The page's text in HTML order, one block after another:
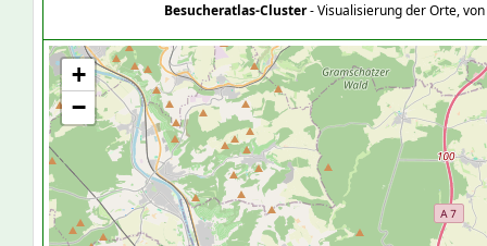
Besucheratlas-Cluster- Visualisierung der Orte,
+
−